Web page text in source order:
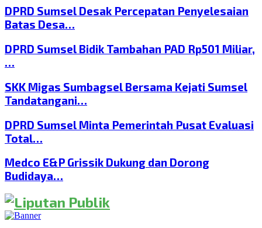
DPRD Sumsel Desak Percepatan Penyelesaian
Batas Desa…
DPRD Sumsel Bidik Tambahan PAD Rp501 Miliar,
…
SKK Migas Sumbagsel Bersama Kejati Sumsel
Tandatangani…
DPRD Sumsel Minta Pemerintah Pusat Evaluasi
Total…
Medco E&P Grissik Dukung dan Dorong
Budidaya…